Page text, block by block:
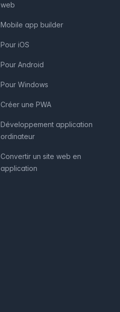
web
Mobile app builder
Pour iOS
Pour Android
Pour Windows
Créer une PWA
Développement application
ordinateur
Convertir un site web en
application